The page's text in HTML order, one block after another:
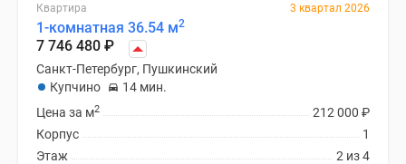
Квартира 3 квартал 2026
1-комнатная 36.54 м2
7 746 480 ₽
Санкт-Петербург, Пушкинский
Купчино
14 мин.
212 000 ₽
Цена за м2
1
Корпус
2 из 4
Этаж